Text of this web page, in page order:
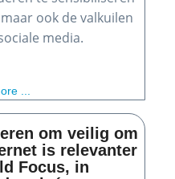
ook de valkuilen
media.
...
om veilig om
is relevanter
Focus, in